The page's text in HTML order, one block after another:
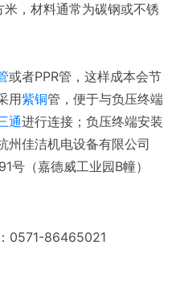
，材料通常为碳钢或不锈
或者PPR管，这样成本会节
用紫铜管，便于与负压终端
通进行连接；负压终端安装
州佳洁机电设备有限公司
号（嘉德威工业园B幢）
0571-86465021